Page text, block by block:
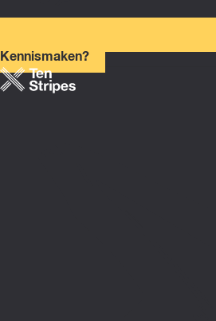
Kennismaken?